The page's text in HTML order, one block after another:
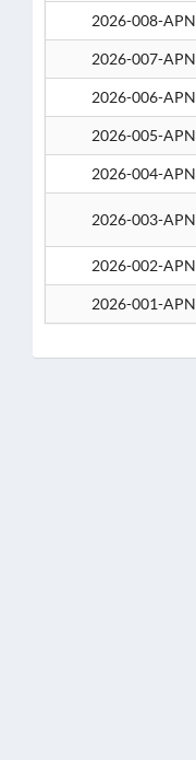
2026-008-APN
2026-007-APN
2026-006-APN
2026-005-APN
2026-004-APN
2026-003-APN
2026-002-APN
2026-001-APN